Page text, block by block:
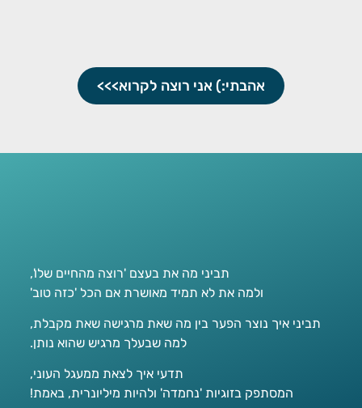
אהבתי:) אני רוצה לקרוא>>>
תביני מה את בעצם 'רוצה מהחיים שלו',
ולמה את לא תמיד מאושרת אם הכל 'כזה טוב'
תביני איך נוצר הפער בין מה שאת מרגישה שאת מקבלת,
למה שבעלך מרגיש שהוא נותן.
תדעי איך לצאת ממעגל העוני,
המסתפק בזוגיות 'נחמדה' ולהיות מיליונרית, באמת!